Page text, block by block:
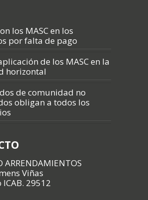
los MASC en los
por falta de pago
de los MASC en la
horizontal
de comunidad no
obligan a todos los
ARRENDAMIENTOS
Viñas
29512